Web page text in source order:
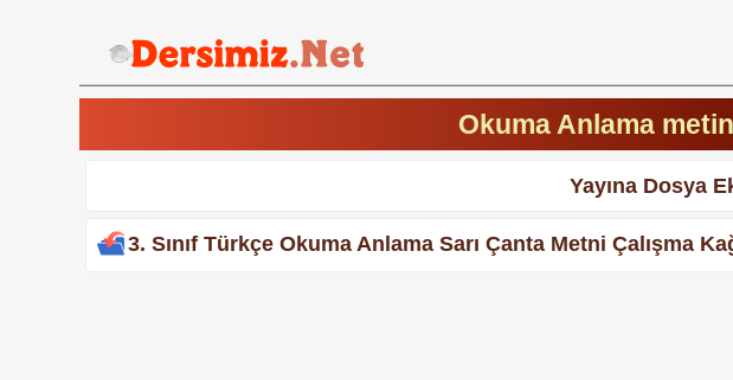
Okuma Anlama
Yayına Dosya
3. Sınıf Türkçe Okuma Anlama Sarı Çanta Metni Çalışma